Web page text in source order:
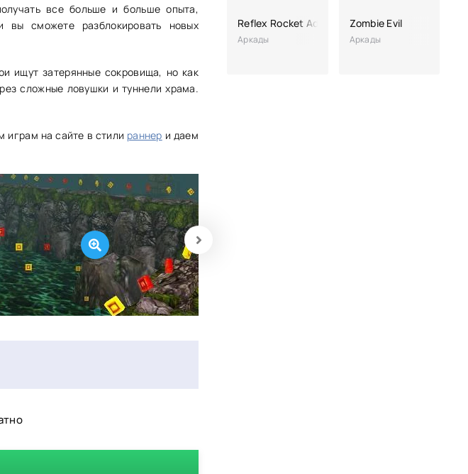
все больше и больше опыта,
сможете разблокировать новых
ищут затерянные сокровища, но как
сложные ловушки и туннели храма.
играм на сайте в стили раннер и даем
Reflex Rocket Ad-free
Аркады
Zombie Evil
Аркады